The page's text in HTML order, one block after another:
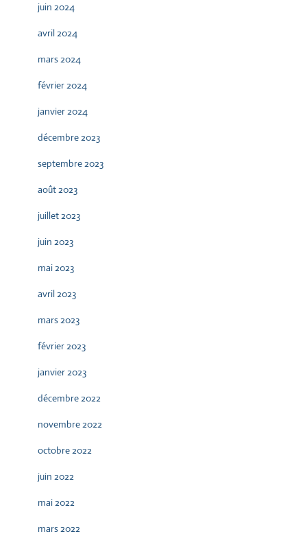
juin 2024
avril 2024
mars 2024
février 2024
janvier 2024
décembre 2023
septembre 2023
août 2023
juillet 2023
juin 2023
mai 2023
avril 2023
mars 2023
février 2023
janvier 2023
décembre 2022
novembre 2022
octobre 2022
juin 2022
mai 2022
mars 2022